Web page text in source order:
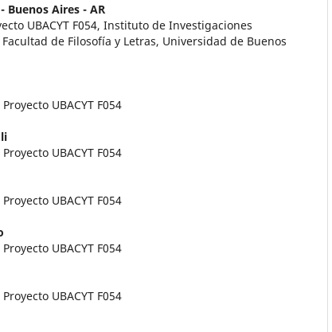
Buenos Aires - AR
UBACYT F054, Instituto de Investigaciones
de Filosofía y Letras, Universidad de Buenos
UBACYT F054
UBACYT F054
UBACYT F054
UBACYT F054
UBACYT F054